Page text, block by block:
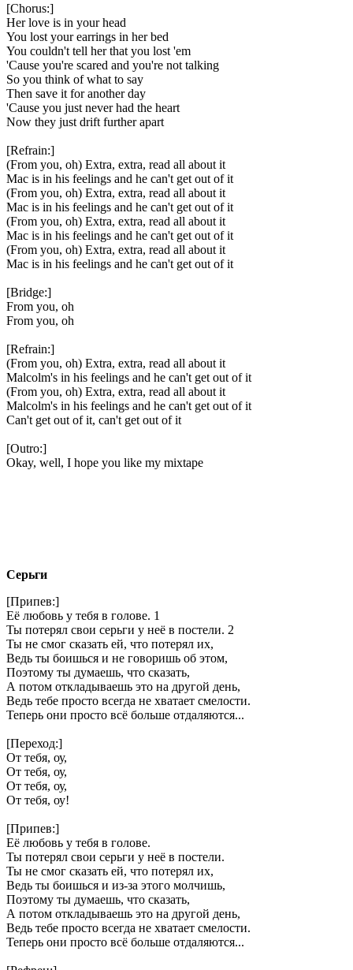
[Chorus:]
Her love is in your head
You lost your earrings in her bed
You couldn't tell her that you lost 'em
'Cause you're scared and you're not talking
So you think of what to say
Then save it for another day
'Cause you just never had thе heart
Now they just drift further apart
[Refrain:]
(From you, oh) Extra, еxtra, read all about it
Mac is in his feelings and he can't get out of it
(From you, oh) Extra, extra, read all about it
Mac is in his feelings and he can't get out of it
(From you, oh) Extra, extra, read all about it
Mac is in his feelings and he can't get out of it
(From you, oh) Extra, extra, read all about it
Mac is in his feelings and he can't get out of it
[Bridge:]
From you, oh
From you, oh
[Refrain:]
(From you, oh) Extra, extra, read all about it
Malcolm's in his feelings and he can't get out of it
(From you, oh) Extra, extra, read all about it
Malcolm's in his feelings and he can't get out of it
Can't get out of it, can't get out of it
[Outro:]
Okay, well, I hope you like my mixtape
Серьги
[Припев:]
Её любовь у тебя в голове. 1
Ты потерял свои серьги у неё в постели. 2
Ты не смог сказать ей, что потерял их,
Ведь ты боишься и не говоришь об этом,
Поэтому ты думаешь, что сказать,
А потом откладываешь это на другой день,
Ведь тебе просто всегда не хватает смелости.
Теперь они просто всё больше отдаляются...
[Переход:]
От тебя, оу,
От тебя, оу,
От тебя, оу,
От тебя, оу!
[Припев:]
Её любовь у тебя в голове.
Ты потерял свои серьги у неё в постели.
Ты не смог сказать ей, что потерял их,
Ведь ты боишься и из-за этого молчишь,
Поэтому ты думаешь, что сказать,
А потом откладываешь это на другой день,
Ведь тебе просто всегда не хватает смелости.
Теперь они просто всё больше отдаляются...